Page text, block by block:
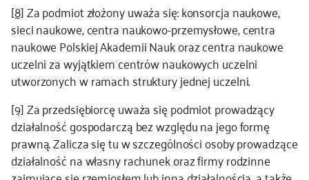
[8]Za podmiot złożony uważa się: konsorcja naukowe,
sieci naukowe, centra naukowo-przemysłowe, centra
naukowe Polskiej Akademii Nauk oraz centra naukowe
uczelni za wyjątkiem centrów naukowych uczelni
utworzonych w ramach struktury jednej uczelni.
[9]Za przedsiębiorcę uważa się podmiot prowadzący
działalność gospodarczą bez względu na jego formę
prawną. Zalicza się tu w szczególności osoby prowadzące
działalność na własny rachunek oraz firmy rodzinne